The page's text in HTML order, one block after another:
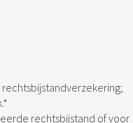
rechtsbijstand of voor